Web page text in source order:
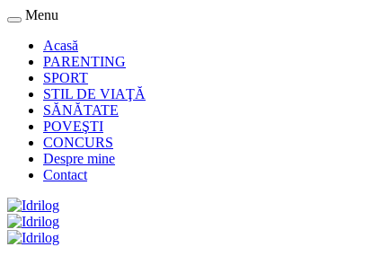
Menu
Acasă
PARENTING
SPORT
STIL DE VIAŢĂ
SĂNĂTATE
POVEŞTI
CONCURS
Despre mine
Contact